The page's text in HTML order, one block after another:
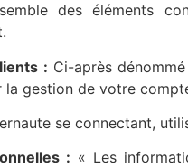
des éléments
: Ci-après
la gestion de votre
se connectant,
: « Les